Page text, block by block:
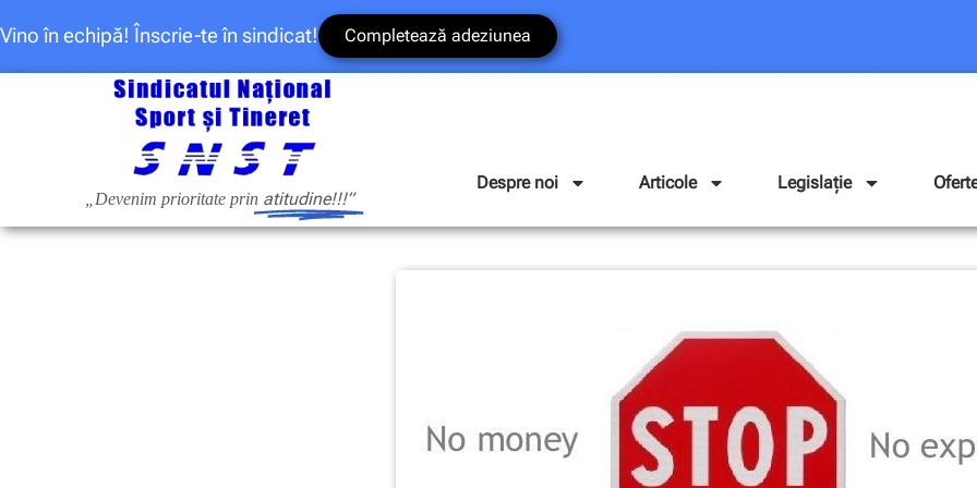
Vino în echipă! Înscrie-te în sindicat! Completează adeziunea
„Devenim prioritate prin atitudine!!!”
Despre noi Articole Legislație